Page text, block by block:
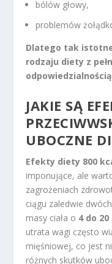
bólów głowy,
problemów
Dlatego tak
rodzaju diety z
JAKIE SĄ
UBOCZNE
Efekty diety 800
imponujące, ale
zagrożeniach
ciągu zaledwie
masy ciała o 4 do
utrata wagi często
mięśniowej, co jest
różnych skutków